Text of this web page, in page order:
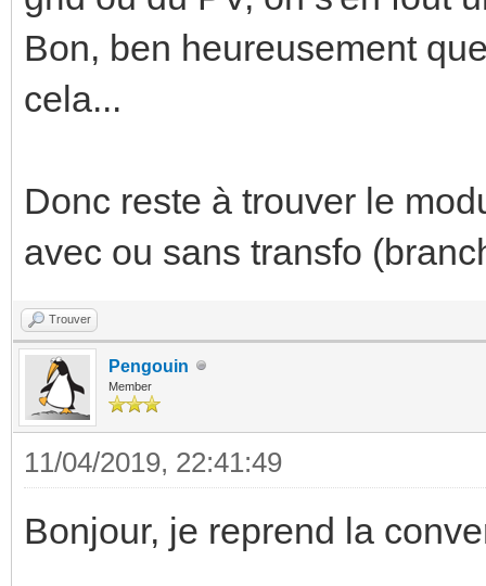
Bon, ben heureusement
cela...
Donc reste à trouver le
avec ou sans transfo
Trouver
Pengouin
Member
11/04/2019, 22:41:49
Bonjour, je reprend la